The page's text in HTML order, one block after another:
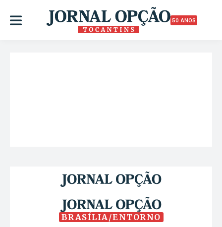
50 ANOS
BRASÍLIA/ENTORNO